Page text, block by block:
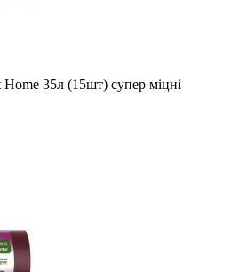
35л (15шт) супер міцні